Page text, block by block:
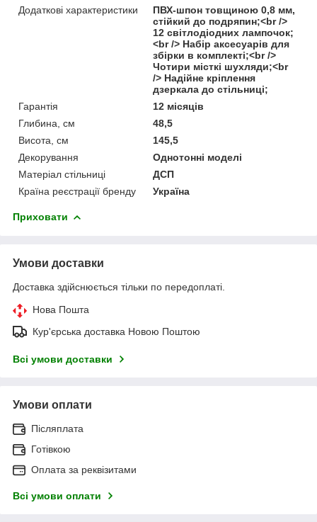
Додаткові характеристики
ПВХ-шпон товщиною 0,8 мм,
стійкий до подряпин;<br />
12 світлодіодних лампочок;
<br /> Набір аксесуарів для
збірки в комплекті;<br />
Чотири місткі шухляди;<br
/> Надійне кріплення
дзеркала до стільниці;
Гарантія
12 місяців
Глибина, см
48,5
Висота, см
145,5
Декорування
Однотонні моделі
Матеріал стільниці
ДСП
Країна реєстрації бренду
Україна
Приховати
Умови доставки
Доставка здійснюється тільки по передоплаті.
Нова Пошта
Кур'єрська доставка Новою Поштою
Всі умови доставки
Умови оплати
Післяплата
Готівкою
Оплата за реквізитами
Всі умови оплати